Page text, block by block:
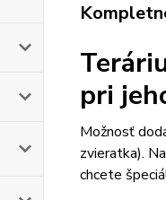
pri
Možnosť
zvieratka).
chcete